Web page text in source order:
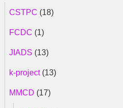
CSTPC (18)
FCDC (1)
JIADS (13)
k-project(13)
MMCD (17)